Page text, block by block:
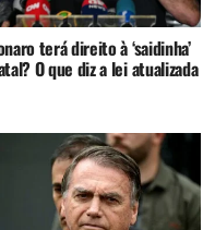
terá direito à ‘saidinha’
O que diz a lei atualizada